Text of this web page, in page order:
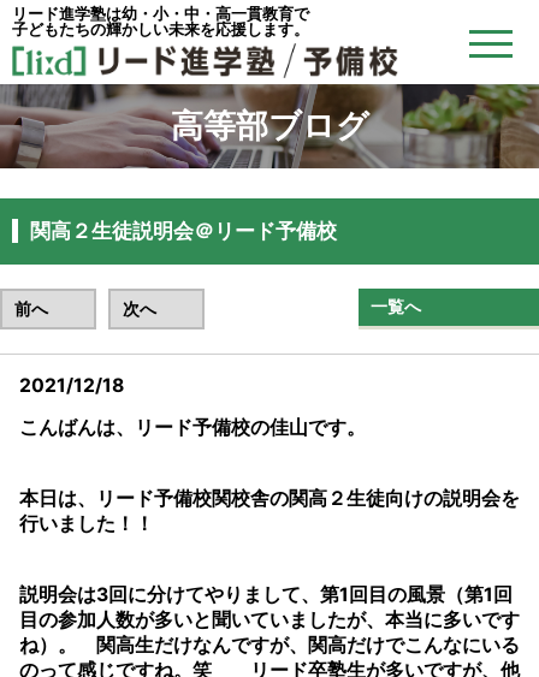
リード進学塾は幼・小・中・高一貫教育で
子どもたちの輝かしい未来を応援します。
高等部ブログ
関高２生徒説明会＠リード予備校
前へ 次へ 一覧へ
2021/12/18
こんばんは、リード予備校の佳山です。
本日は、リード予備校関校舎の関高２生徒向けの説明会を
行いました！！
説明会は3回に分けてやりまして、第1回目の風景（第1回
目の参加人数が多いと聞いていましたが、本当に多いです
ね）。 関高生だけなんですが、関高だけでこんなにいる
のって感じですね。笑 リード卒塾生が多いですが、他